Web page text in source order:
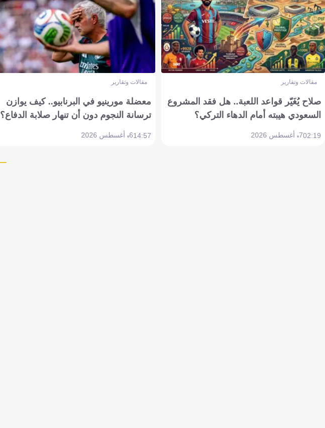
مقالات وتقارير
صلاح يُغَيّر قواعد اللعبة.. هل فقد المشروع
السعودي هيبته أمام الدهاء التركي؟
02:197 أغسطس 2026
مقالات وتقارير
معضلة مورينيو في البرنابيو.. كيف يوازن
ترسانة النجوم دون أن تنهار صلابة الدفاع؟
14:576 أغسطس 2026